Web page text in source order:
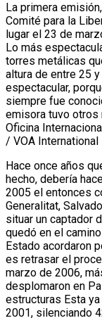
La primera
Comité para la
lugar el 23 de
Lo más
torres metálicas
altura de entre 25
espectacular,
siempre fue
emisora tuvo otros
Oficina
/ VOA
Hace once años
hecho, debería
2005 el entonces
Generalitat,
situar un captador
quedó en el
Estado acordaron
es retrasar el
marzo de 2006,
desplomaron en
estructuras Esta
2001, silenciando